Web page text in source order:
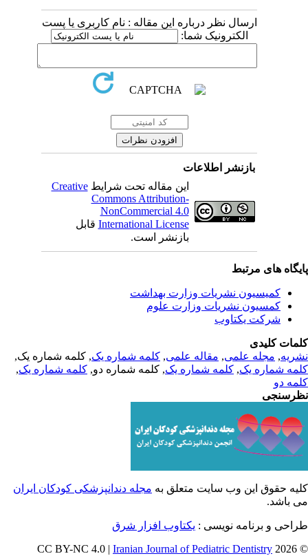
ارسال نظر درباره این مقاله : نام کاربری یا پست
الکترونیک شما:
بازنشر اطلاعات
این مقاله تحت شرایطCreative
Commons Attribution-
NonCommercial 4.0
International Licenseقابل
بازنشر است.
های مرتبط
کمیسیون نشریات وزارت بهداشت
کمسیون نشریات وزارت علوم
شرکت یکتاوب
کلیدی
,مجله علمی, مقاله علمی, کلمه شماره یک, کلمه شماره یک,
شماره یک,کلمه شماره یک, کلمه شماره دو,کلمه شماره یک,
دو
حقوق این وب سایت متعلق بهمجله دندانپزشکی کودکان ایران
باشد.
و برنامه نویسی : یکتاوب افزار شرق
©
Iranian Journal of Pediatric Dentistry